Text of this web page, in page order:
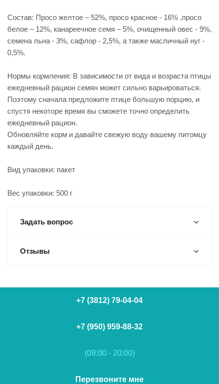
Состав: Просо желтое – 52%, просо красное - 16% ,просо
белое – 12%, канареечное семя – 5%, очищенный овес - 9%,
семена льна - 3%, сафлор - 2,5%, а также масличный нуг -
0,5%.
Нормы кормления: В зависимости от вида и возраста птицы
ежедневный рацион семян может сильно варьироваться.
Поэтому сначала предложите птице большую порцию, и
спустя некоторе время вы сможете точно определить
ежедневный рацион.
Обновляйте корм и давайте свежую воду вашему питомцу
каждый день.
Вид упаковки: пакет
Вес упаковки: 500 г
Задать вопрос
Отзывы
+7 (3812) 79-04-04
+7 (950) 959-88-32
(09:00 - 20:00)
Перезвоните мне